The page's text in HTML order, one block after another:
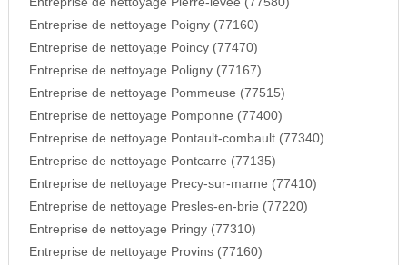
Entreprise de nettoyage Poigny (77160)
Entreprise de nettoyage Poincy (77470)
Entreprise de nettoyage Poligny (77167)
Entreprise de nettoyage Pommeuse (77515)
Entreprise de nettoyage Pomponne (77400)
Entreprise de nettoyage Pontault-combault (77340)
Entreprise de nettoyage Pontcarre (77135)
Entreprise de nettoyage Precy-sur-marne (77410)
Entreprise de nettoyage Presles-en-brie (77220)
Entreprise de nettoyage Pringy (77310)
Entreprise de nettoyage Provins (77160)